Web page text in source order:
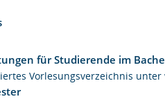
für Studierende im
Vorlesungsverzeichnis